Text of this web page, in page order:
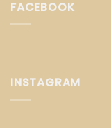
FACEBOOK
INSTAGRAM